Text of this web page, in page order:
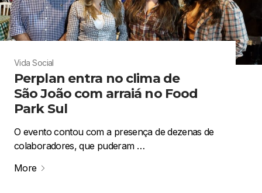
Vida Social
Perplan entra no clima de
São João com arraiá no Food
Park Sul
O evento contou com a presença de dezenas de
colaboradores, que puderam …
More